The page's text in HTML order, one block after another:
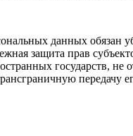
данных обязан
защита прав
государств,
передачу